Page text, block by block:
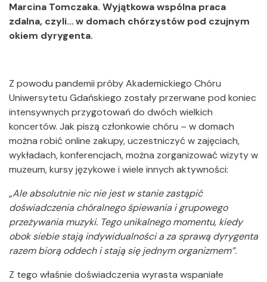
Marcina Tomczaka. Wyjątkowa wspólna praca
zdalna, czyli… w domach chórzystów pod czujnym
okiem dyrygenta.
Z powodu pandemii próby Akademickiego Chóru
Uniwersytetu Gdańskiego zostały przerwane pod koniec
intensywnych przygotowań do dwóch wielkich
koncertów. Jak piszą członkowie chóru – w domach
można robić online zakupy, uczestniczyć w zajęciach,
wykładach, konferencjach, można zorganizować wizyty w
muzeum, kursy językowe i wiele innych aktywności:
„Ale absolutnie nic nie jest w stanie zastąpić
doświadczenia chóralnego śpiewania i grupowego
przeżywania muzyki. Tego unikalnego momentu, kiedy
obok siebie stają indywidualności a za sprawą dyrygenta
razem biorą oddech i stają się jednym organizmem”.
Z tego właśnie doświadczenia wyrasta wspaniałe